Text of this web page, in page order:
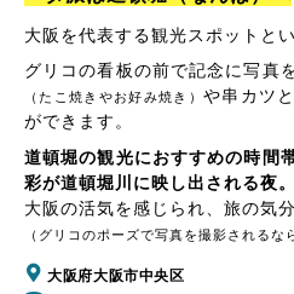
大阪を代表する観光スポットと
グリコの看板の前で記念に写真
（たこ焼きやお好み焼き） や串カツ
ができます。
道頓堀の観光におすすめの時間
彩が道頓堀川に映し出される夜。
大阪の活気を感じられ、旅の気
（グリコのポーズで写真を撮影されるな
大阪府大阪市中央区